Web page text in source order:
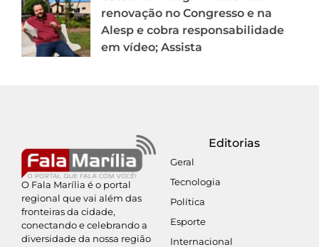
renovação no Congresso e na
Alesp e cobra responsabilidade
em vídeo; Assista
O Fala Marília é o portal
regional que vai além das
fronteiras da cidade,
conectando e celebrando a
diversidade da nossa região
Editorias
Geral
Tecnologia
Política
Esporte
Internacional